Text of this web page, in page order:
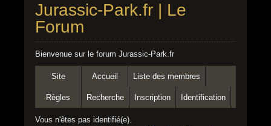
Jurassic-Park.fr | Le
Forum
Bienvenue sur le forum Jurassic-Park.fr
Site Accueil Liste des membres
Règles Recherche Inscription Identification
Vous n'êtes pas identifié(e).